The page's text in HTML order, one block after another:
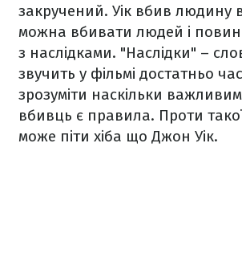
закручений. Уік вбив людину в
можна вбивати людей і
з наслідками. "Наслідки" –
звучить у фільмі достатньо
зрозуміти наскільки
вбивць є правила. Проти
може піти хіба що Джон Уік.